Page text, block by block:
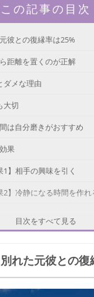
この記事の目次
彼との復縁率は25%
距離を置くのが正解
ダメな理由
大切
は自分磨きがおすすめ
果
1】相手の興味を引く
2】冷静になる時間を作れ
目次をすべて見る
れた元彼との